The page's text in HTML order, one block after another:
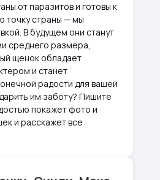
от паразитов и готовы к
точку страны — мы
В будущем они станут
среднего размера,
щенок обладает
и станет
радости для вашей
им заботу? Пишите
покажет фото и
и расскажет все